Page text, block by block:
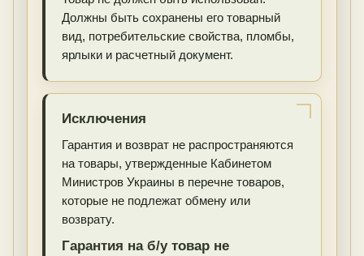
Должны быть сохранены его товарный
вид, потребительские свойства, пломбы,
ярлыки и расчетный документ.
Исключения
Гарантия и возврат не распространяются
на товары, утвержденные Кабинетом
Министров Украины в перечне товаров,
которые не подлежат обмену или
возврату.
Гарантия на б/у товар не